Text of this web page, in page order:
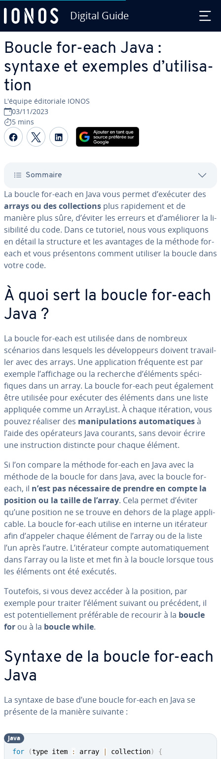
Digital Guide
Boucle for-each Java :
syntaxe et exemples d’uti­li­sa­
tion
L'équipe édi­to­riale IONOS
03/11/2023
5 mins
Partager sur Facebook
Partager sur Twitter
Partager sur LinkedIn
Sommaire
La boucle for-each en Java vous permet d’exécuter des
arrays ou des col­lec­tions plus ra­pi­de­ment et de
manière plus sûre, d’éviter les erreurs et d’améliorer la li­
si­bi­lité du code. Dans ce tutoriel, nous vous ex­pli­quons
en détail la structure et les avantages de la méthode for-
each et vous pré­sen­tons comment utiliser la boucle dans
votre code.
À quoi sert la boucle for-each
Java ?
La boucle for-each est utilisée dans de nombreux
scénarios dans lesquels les dé­ve­lop­peurs doivent tra­vail­
ler avec des arrays. Une ap­pli­ca­tion fréquente est par
exemple l’affichage ou la recherche d’éléments spé­ci­
fiques dans un array. La boucle for-each peut également
être utilisée pour exécuter des éléments dans une liste
appliquée comme un ArrayList. À chaque itération, vous
pouvez réaliser des ma­ni­pu­la­tions au­to­ma­tiquesà
l’aide des opé­ra­teurs Java courants, sans devoir écrire
une ins­truc­tion distincte pour chaque élément.
Si l’on compare la méthode for-each en Java avec la
méthode de la boucle for dans Java, avec la boucle for-
each, il n’est pas né­ces­saire de prendre en compte la
position ou la taille de l’array. Cela permet d’éviter
qu’une position ne se trouve en dehors de la plage ap­pli­
cable. La boucle for-each utilise en interne un itérateur
afin d’appeler chaque élément de l’array ou de la liste
l’un après l’autre. L’itérateur compte au­to­ma­ti­que­ment
dans l’array ou la liste et met fin à la boucle lorsque tous
les éléments ont été exécutés.
Toutefois, si vous devez accéder à la position, par
exemple pour traiter l’élément suivant ou précédent, il
est po­ten­tiel­le­ment pré­fé­rable de recourir à la boucle
for ou à la boucle while.
Syntaxe de la boucle for-each
Java
La syntaxe de base d’une boucle for-each en Java se
présente de la manière suivante :
for (type item : array collection)
{
Java